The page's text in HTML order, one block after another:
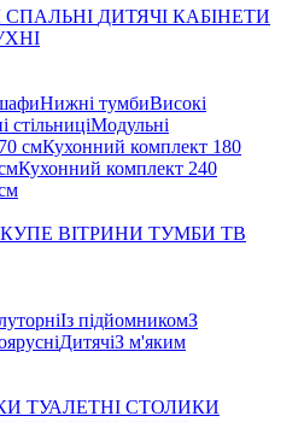
СПАЛЬНІ ДИТЯЧІ КАБІНЕТИ
Нижні тумбиВисокі
стільниціМодульні
смКухонний комплект 180
Кухонний комплект 240
ВІТРИНИ ТУМБИ ТВ
Із підйомникомЗ
ДитячіЗ м'яким
ТУАЛЕТНІ СТОЛИКИ